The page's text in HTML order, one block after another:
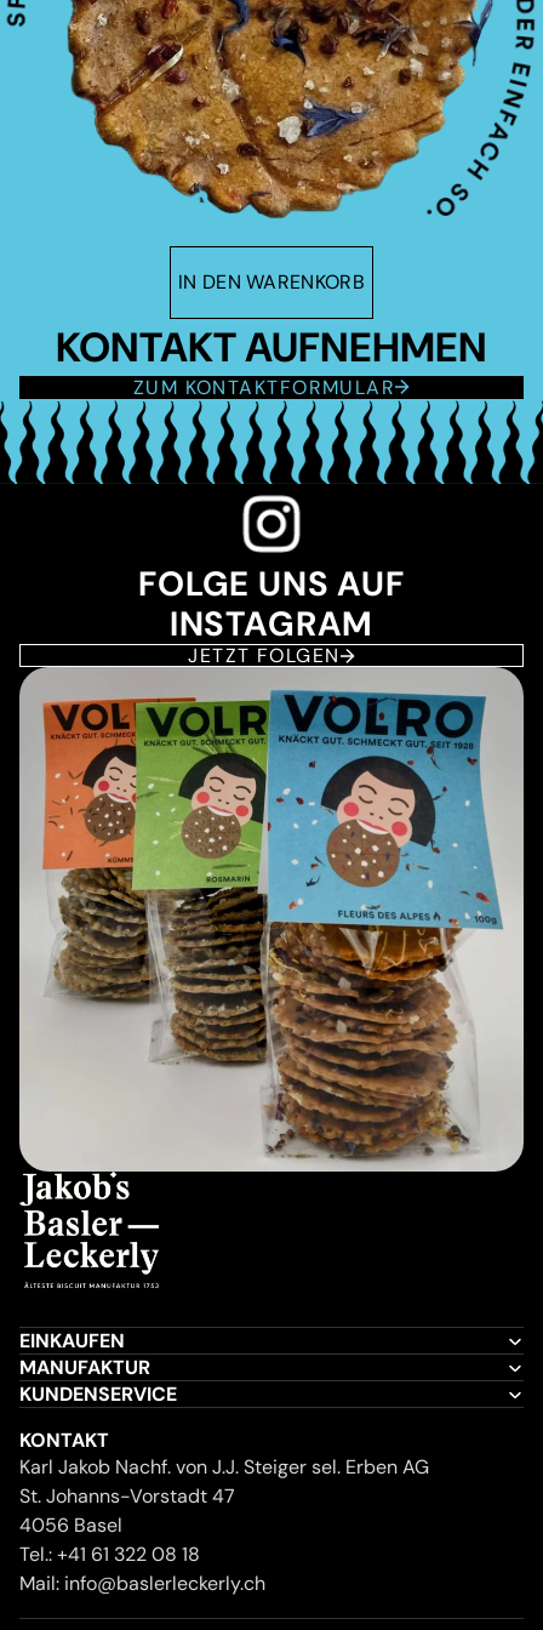
IN DEN WARENKORB
KONTAKT AUFNEHMEN
ZUM KONTAKTFORMULAR
FOLGE UNS AUF
INSTAGRAM
JETZT FOLGEN
EINKAUFEN
MANUFAKTUR
KUNDENSERVICE
KONTAKT
Karl Jakob Nachf. von J.J. Steiger sel. Erben AG
St. Johanns-Vorstadt 47
4056 Basel
Tel.:+41 61 322 08 18
Mail: info@baslerleckerly.ch